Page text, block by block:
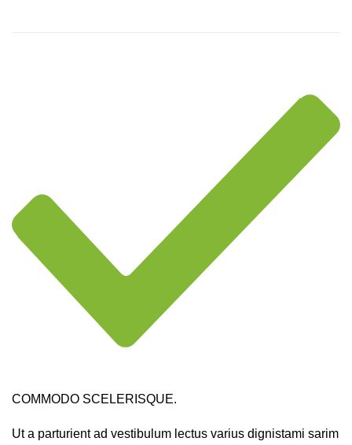
COMMODO SCELERISQUE.
Ut a parturient ad vestibulum lectus varius dignistami sarim